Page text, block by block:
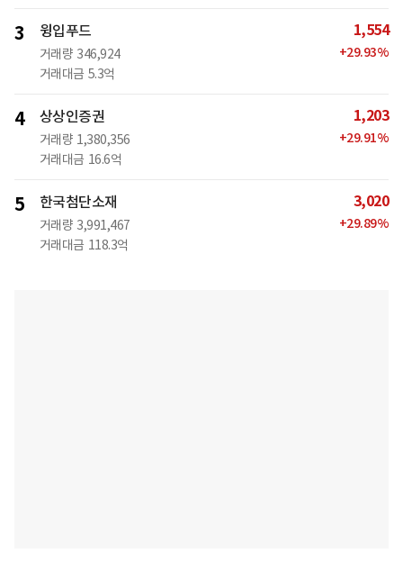
3 윙입푸드
거래량 346,924
거래대금 5.3억
1,554
+29.93%
4 상상인증권
거래량 1,380,356
거래대금 16.6억
1,203
+29.91%
5 한국첨단소재
거래량 3,991,467
거래대금 118.3억
3,020
+29.89%